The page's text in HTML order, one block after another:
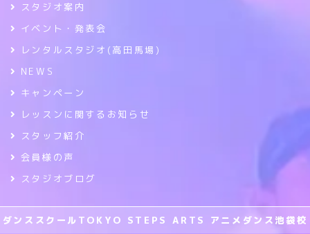
スタジオ案内
イベント・発表会
レンタルスタジオ(高田馬場)
NEWS
キャンペーン
レッスンに関するお知らせ
スタッフ紹介
会員様の声
スタジオブログ
ダンススクールTOKYO STEPS ARTS アニメダンス池袋校